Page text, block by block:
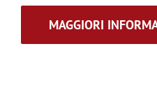
MAGGIORI